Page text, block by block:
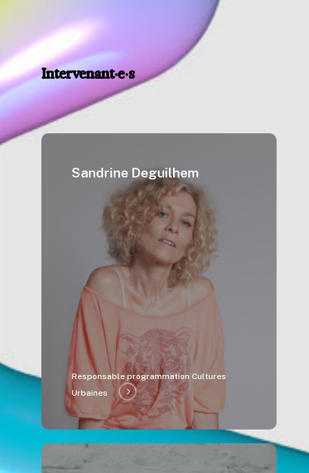
Intervenant·e·s
Sandrine Deguilhem
Responsable programmation Cultures
Urbaines